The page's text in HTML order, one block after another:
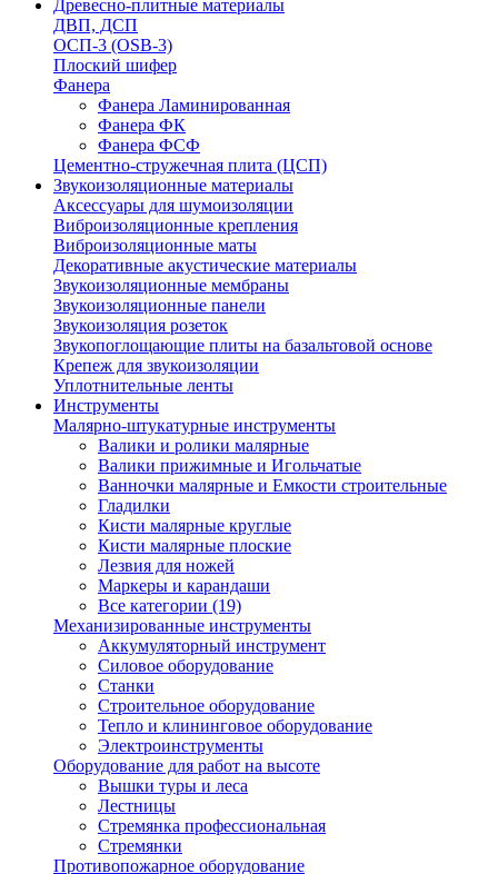
Древесно-плитные материалы
ДВП, ДСП
ОСП-3 (OSB-3)
Плоский шифер
Фанера
Фанера Ламинированная
Фанера ФК
Фанера ФСФ
Цементно-стружечная плита (ЦСП)
Звукоизоляционные материалы
Аксессуары для шумоизоляции
Виброизоляционные крепления
Виброизоляционные маты
Декоративные акустические материалы
Звукоизоляционные мембраны
Звукоизоляционные панели
Звукоизоляция розеток
Звукопоглощающие плиты на базальтовой основе
Крепеж для звукоизоляции
Уплотнительные ленты
Инструменты
Малярно-штукатурные инструменты
Валики и ролики малярные
Валики прижимные и Игольчатые
Ванночки малярные и Емкости строительные
Гладилки
Кисти малярные круглые
Кисти малярные плоские
Лезвия для ножей
Маркеры и карандаши
Все категории (19)
Механизированные инструменты
Аккумуляторный инструмент
Силовое оборудование
Станки
Строительное оборудование
Тепло и клининговое оборудование
Электроинструменты
Оборудование для работ на высоте
Вышки туры и леса
Лестницы
Стремянка профессиональная
Стремянки
Противопожарное оборудование